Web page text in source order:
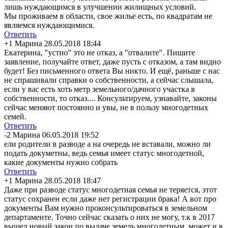
лишь нуждающимся в улучшении жилищных условий.
Мы проживаем в области, свое жилье есть, по квадратам не
являемся нуждающимися.
Ответить
+1 Марина 28.05.2018 18:44
Екатерина, "устно" это не отказ, а "отвалите". Пишите
заявление, получайте ответ, даже пусть с отказом, а там видно
будет! Без письменного ответа Вы никто. И ещё, раньше с нас
не спрашивали справки о собственности, а сейчас слышала,
если у вас есть хоть метр земельного/дачного участка в
собственности, то отказ.... Консультируем, узнавайте, законы
сейчас меняют постоянно и увы, не в пользу многодетных
семей.
Ответить
-2 Марина 06.05.2018 19:52
ели родители в разводе а на очередь не вставали, можно ли
подать докуметны, ведь семья имеет статус многодетной,
какие документы нужно собрать
Ответить
+1 Марина 28.05.2018 18:47
Даже при разводе статус многодетная семья не теряется, этот
статус сохранен если даже нет регистрации брака! А вот про
документы Вам нужно проконсультироваться в земельном
департаменте. Точно сейчас сказать о них не могу, т.к в 2017